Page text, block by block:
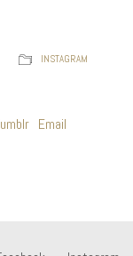
INSTAGRAM
Email